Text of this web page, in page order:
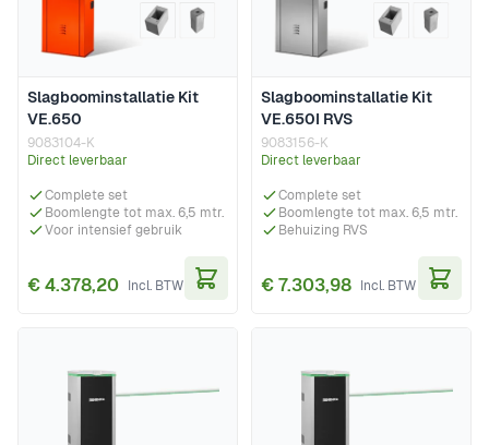
Slagboominstallatie Kit
VE.650
9083104-K
Direct leverbaar
Complete set
Boomlengte tot max. 6,5 mtr.
Voor intensief gebruik
€ 4.378,20
Slagboominstallatie Kit
VE.650I RVS
9083156-K
Direct leverbaar
Complete set
Boomlengte tot max. 6,5 mtr.
Behuizing RVS
€ 7.303,98